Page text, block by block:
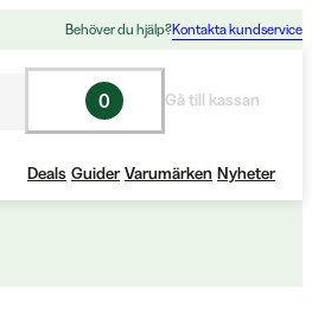
Behöver du hjälp?Kontakta kundservice
0 Gå till kassan
Deals Guider Varumärken Nyheter